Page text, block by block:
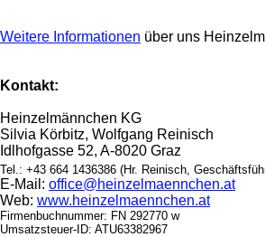
Weitere Informationen über uns
Kontakt:
Heinzelmännchen KG
Silvia Körbitz, Wolfgang Reinisch
Idlhofgasse 52, A-8020 Graz
Tel.: +43 664 1436386 (Hr. Reinisch,
E-Mail: office@heinzelmaennchen.at
Web: www.heinzelmaennchen.at
Firmenbuchnummer: FN 292770 w
Umsatzsteuer-ID: ATU63382967